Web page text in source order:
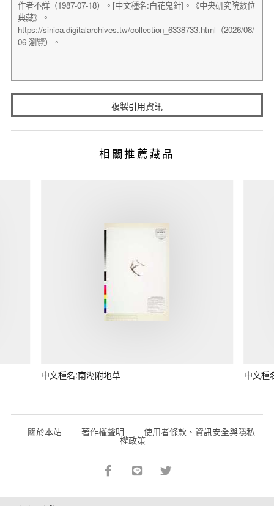
複製引用資訊
相關推薦藏品
中文種名:南湖附地草 中文種
關於本站 著作權聲明 使用者條款、資訊安全與隱私
權政策